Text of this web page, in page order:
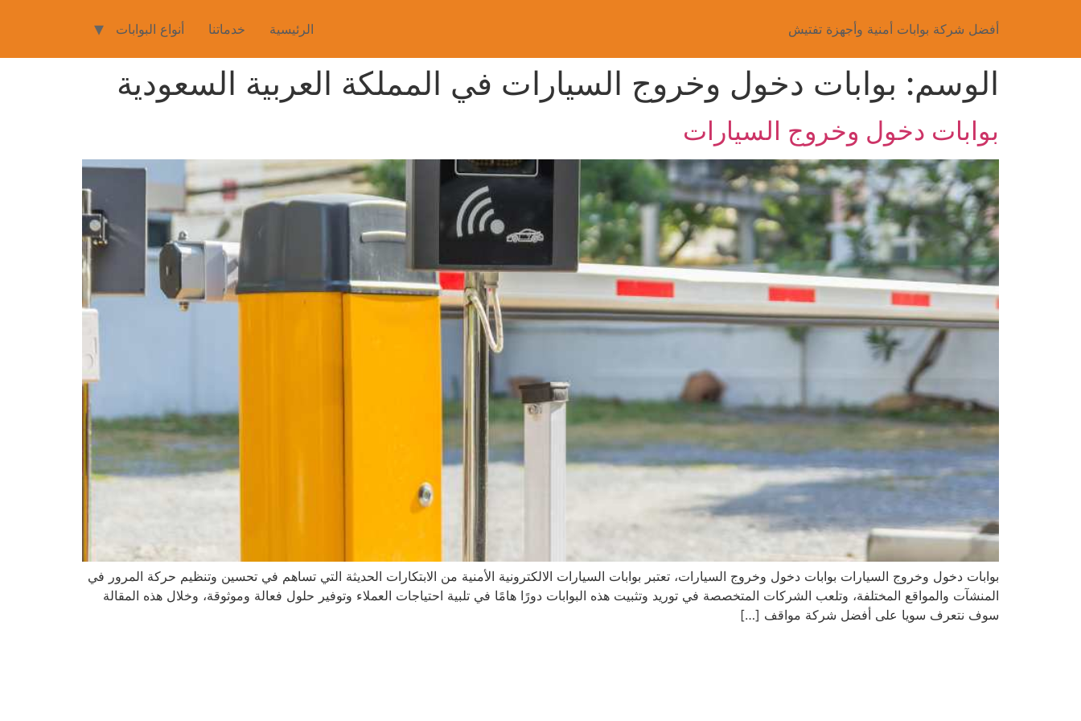
أفضل شركة بوابات أمنية وأجهزة تفتيش الرئيسية خدماتنا أنواع البوابات
الوسم: بوابات دخول وخروج السيارات في المملكة العربية السعودية
بوابات دخول وخروج السيارات
بوابات دخول وخروج السيارات بوابات دخول وخروج السيارات، تعتبر بوابات السيارات الالكترونية الأمنية من الابتكارات الحديثة التي تساهم في تحسين وتنظيم حركة المرور في
المنشآت والمواقع المختلفة، وتلعب الشركات المتخصصة في توريد وتثبيت هذه البوابات دورًا هامًا في تلبية احتياجات العملاء وتوفير حلول فعالة وموثوقة، وخلال هذه المقالة
سوف نتعرف سويا على أفضل شركة مواقف […]